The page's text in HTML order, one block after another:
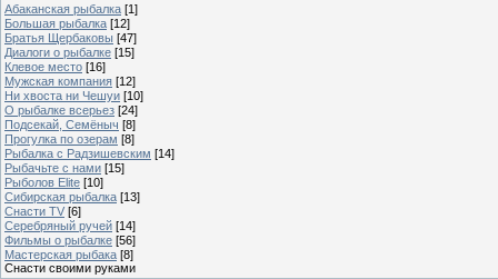
Абаканская рыбалка [1]
Большая рыбалка [12]
Братья Щербаковы [47]
Диалоги о рыбалке [15]
Клевое место [16]
Мужская компания [12]
Ни хвоста ни Чешуи [10]
О рыбалке всерьез [24]
Подсекай, Семёныч [8]
Прогулка по озерам [8]
Рыбалка с Радзишевским [14]
Рыбачьте с нами [15]
Рыболов Elite [10]
Сибирская рыбалка [13]
Снасти TV [6]
Серебряный ручей [14]
Фильмы о рыбалке [56]
Мастерская рыбака [8]
Снасти своими руками